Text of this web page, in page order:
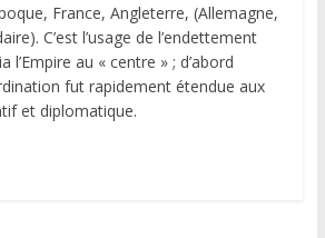
France, Angleterre, (Allemagne,
C’est l’usage de l’endettement
l’Empire au « centre » ; d’abord
fut rapidement étendue aux
et diplomatique.